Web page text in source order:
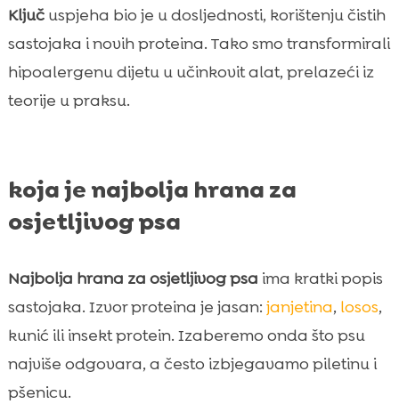
Ključuspjeha bio je u dosljednosti, korištenju čistih
sastojaka i novih proteina. Tako smo transformirali
hipoalergenu dijetu u učinkovit alat, prelazeći iz
teorije u praksu.
koja je najbolja hrana za
osjetljivog psa
Najbolja hrana za osjetljivog psa ima kratki popis
sastojaka. Izvor proteina je jasan: janjetina, losos,
kunić ili insekt protein. Izaberemo onda što psu
najviše odgovara, a često izbjegavamo piletinu i
pšenicu.